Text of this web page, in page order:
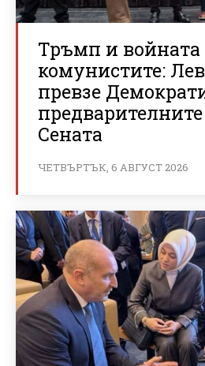
Тръмп и войната
комунистите:
превзе
Сената
ЧЕТВЪРТЪК, 6 АВГУСТ 2026